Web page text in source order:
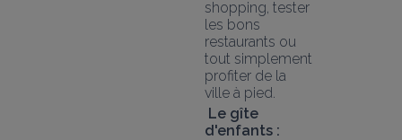
shopping, tester
les bons
restaurants ou
tout simplement
profiter de la
ville à pied.
Le gîte
d'enfants :